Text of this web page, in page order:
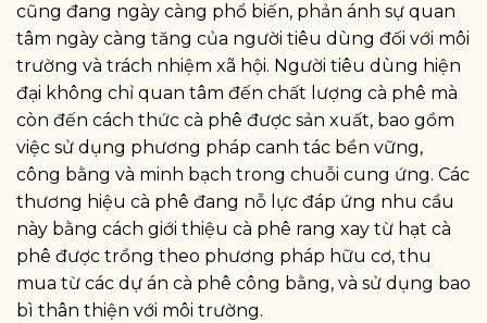
cũng đang ngày càng phổ biến, phản ánh sự quan
tâm ngày càng tăng của người tiêu dùng đối với môi
trường và trách nhiệm xã hội. Người tiêu dùng hiện
đại không chỉ quan tâm đến chất lượng cà phê mà
còn đến cách thức cà phê được sản xuất, bao gồm
việc sử dụng phương pháp canh tác bền vững,
công bằng và minh bạch trong chuỗi cung ứng. Các
thương hiệu cà phê đang nỗ lực đáp ứng nhu cầu
này bằng cách giới thiệu cà phê rang xay từ hạt cà
phê được trồng theo phương pháp hữu cơ, thu
mua từ các dự án cà phê công bằng, và sử dụng bao
bì thân thiện với môi trường.